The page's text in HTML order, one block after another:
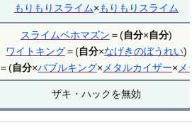
もりもりスライム×もりもりスライム
スライムベホマズン ＝(自分×自分)
ワイトキング＝(自分×なげきのぼうれい)
＝(自分×バブルキング× メタルカイザー× メ
ザキ・ハックを無効